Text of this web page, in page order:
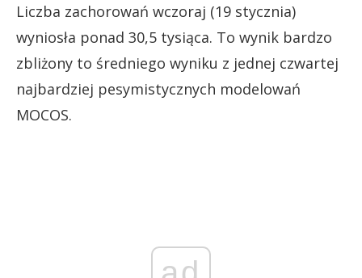
Liczba zachorowań wczoraj (19 stycznia)
wyniosła ponad 30,5 tysiąca. To wynik bardzo
zbliżony to średniego wyniku z jednej czwartej
najbardziej pesymistycznych modelowań
MOCOS.